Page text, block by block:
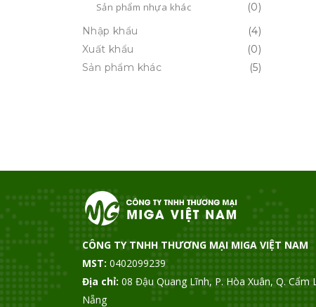
Sản phẩm nhựa khác
(0)
Nhập khẩu
(4)
Xuất khẩu
(0)
Sản phẩm khác
(5)
CÔNG TY TNHH THƯƠNG MẠI MIGA VIỆT NAM
MST: 0402099239
Địa chỉ: 08 Đậu Quang Lĩnh, P. Hòa Xuân, Q. Cẩm
Nẵng